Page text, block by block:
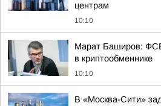
центрам
10:10
Марат Баширов:
в криптообменнике
10:10
В «Москва-Сити»